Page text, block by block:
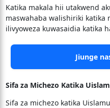
Katika makala hii utakwend
maswahaba walishiriki
ilivyoweza kuwasaidia katika
Jiunge
Sifa za Michezo Katika
Sifa za michezo katika